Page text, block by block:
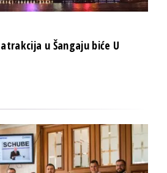
u Šangaju biće U